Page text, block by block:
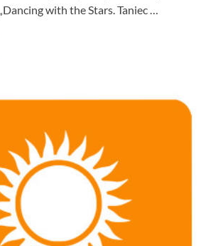
with the Stars. Taniec …